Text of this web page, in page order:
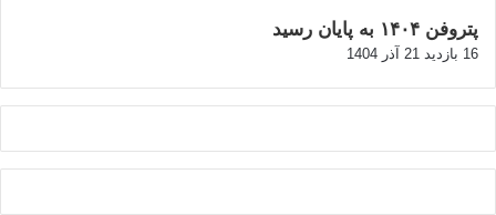
پتروفن ۱۴۰۴ به پایان رسید
16 بازدید 21 آذر 1404